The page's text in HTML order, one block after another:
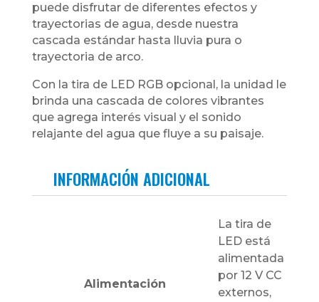
puede disfrutar de diferentes efectos y
trayectorias de agua, desde nuestra
cascada estándar hasta lluvia pura o
trayectoria de arco.
Con la tira de LED RGB opcional, la unidad le
brinda una cascada de colores vibrantes
que agrega interés visual y el sonido
relajante del agua que fluye a su paisaje.
INFORMACIÓN ADICIONAL
Alimentación
La tira de
LED está
alimentada
por 12 V CC
externos,